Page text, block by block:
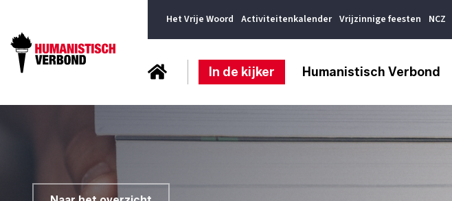
Het Vrije Woord Activiteitenkalender Vrijzinnige feesten NCZ
In de kijker Humanistisch Verbond